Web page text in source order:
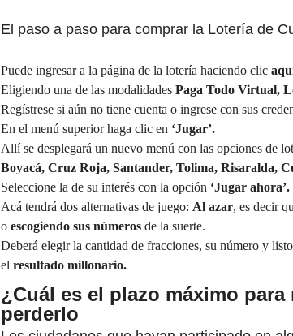
El paso a paso para comprar la Lotería de
Puede ingresar a la página de la lotería haciendo clic
Eligiendo una de las modalidades Paga Todo Virtual,
Regístrese si aún no tiene cuenta o ingrese con sus
En el menú superior haga clic en ‘Jugar’.
Allí se desplegará un nuevo menú con las opciones de
Boyacá, Cruz Roja, Santander, Tolima, Risaralda,
Seleccione la de su interés con la opción ‘Jugar ahora’.
Acá tendrá dos alternativas de juego: Al azar, es decir
o escogiendo sus números de la suerte.
Deberá elegir la cantidad de fracciones, su número y
el resultado millonario.
¿Cuál es el plazo máximo
perderlo